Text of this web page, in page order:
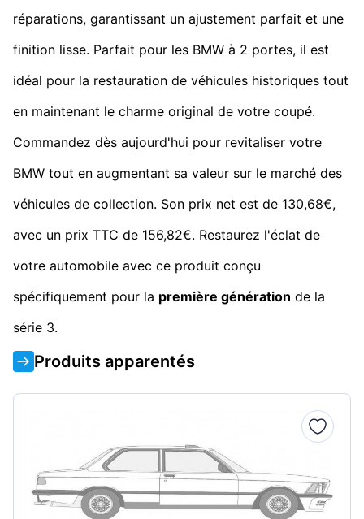
réparations, garantissant un ajustement parfait et une
finition lisse. Parfait pour les BMW à 2 portes, il est
idéal pour la restauration de véhicules historiques tout
en maintenant le charme original de votre coupé.
Commandez dès aujourd'hui pour revitaliser votre
BMW tout en augmentant sa valeur sur le marché des
véhicules de collection. Son prix net est de 130,68€,
avec un prix TTC de 156,82€. Restaurez l'éclat de
votre automobile avec ce produit conçu
spécifiquement pour la première génération de la
série 3.
Produits apparentés